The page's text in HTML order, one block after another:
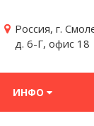
Россия, г.
д. 6-Г, офис 18
ИНФО